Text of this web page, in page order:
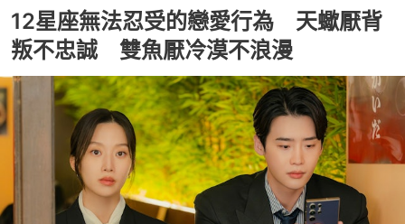
12星座無法忍受的戀愛行為 天蠍厭背
叛不忠誠 雙魚厭冷漠不浪漫